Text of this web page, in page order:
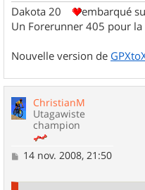
Dakota 20
embarqué
Un Forerunner 405 pour la
Nouvelle version de
ChristianM
Utagawiste
champion
M14 nov. 2008, 21:50